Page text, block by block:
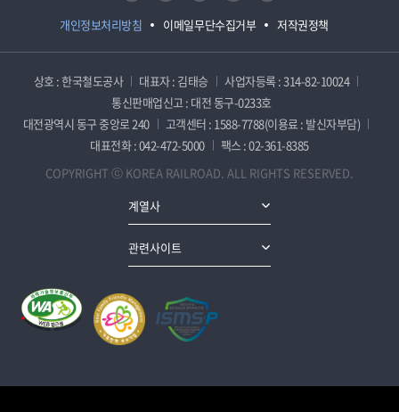
개인정보처리방침 이메일무단수집거부 저작권정책
상호 : 한국철도공사 대표자 : 김태승
사업자등록 : 314-82-10024
통신판매업신고 : 대전 동구-0233호
대전광역시 동구 중앙로 240
고객센터 : 1588-7788(이용료 : 발신자부담)
대표전화 : 042-472-5000
팩스 : 02-361-8385
COPYRIGHT ⓒ KOREA RAILROAD. ALL RIGHTS RESERVED.
계열사
관련사이트